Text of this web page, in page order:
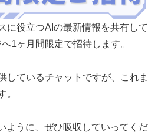
に役立つAIの最新情報を共有して
1ヶ月間限定で招待します。
しているチャットですが、これま
。
ように、ぜひ吸収していってくだ